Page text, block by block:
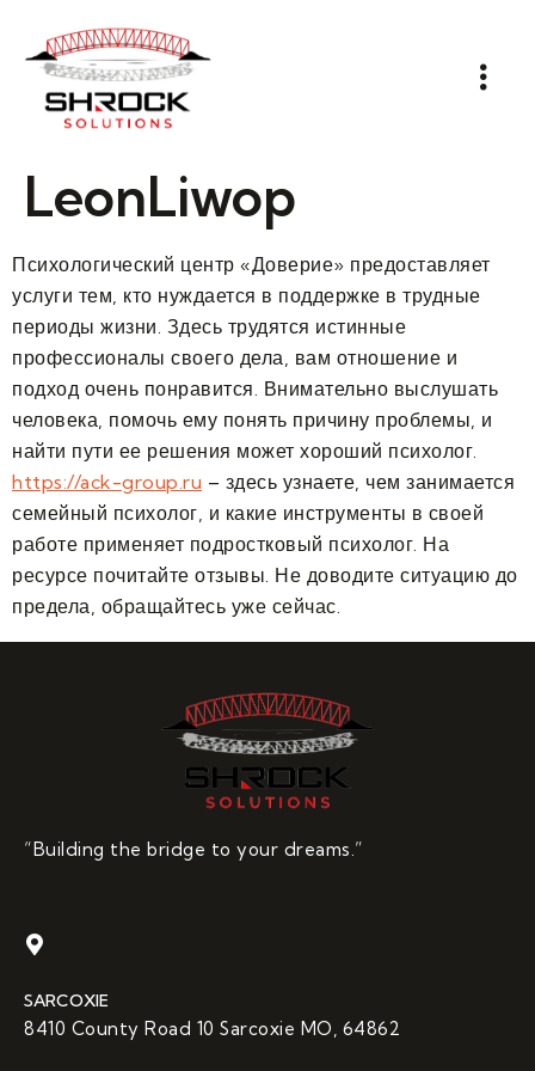
LeonLiwop
Психологический центр «Доверие» предоставляет
услуги тем, кто нуждается в поддержке в трудные
периоды жизни. Здесь трудятся истинные
профессионалы своего дела, вам отношение и
подход очень понравится. Внимательно выслушать
человека, помочь ему понять причину проблемы, и
найти пути ее решения может хороший психолог.
https://ack-group.ru – здесь узнаете, чем занимается
семейный психолог, и какие инструменты в своей
работе применяет подростковый психолог. На
ресурсе почитайте отзывы. Не доводите ситуацию до
предела, обращайтесь уже сейчас.
“Building the bridge to your dreams.”
SARCOXIE
8410 County Road 10 Sarcoxie MO, 64862